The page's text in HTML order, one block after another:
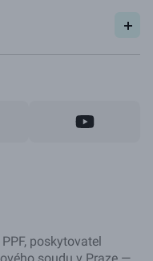
poskytovatel